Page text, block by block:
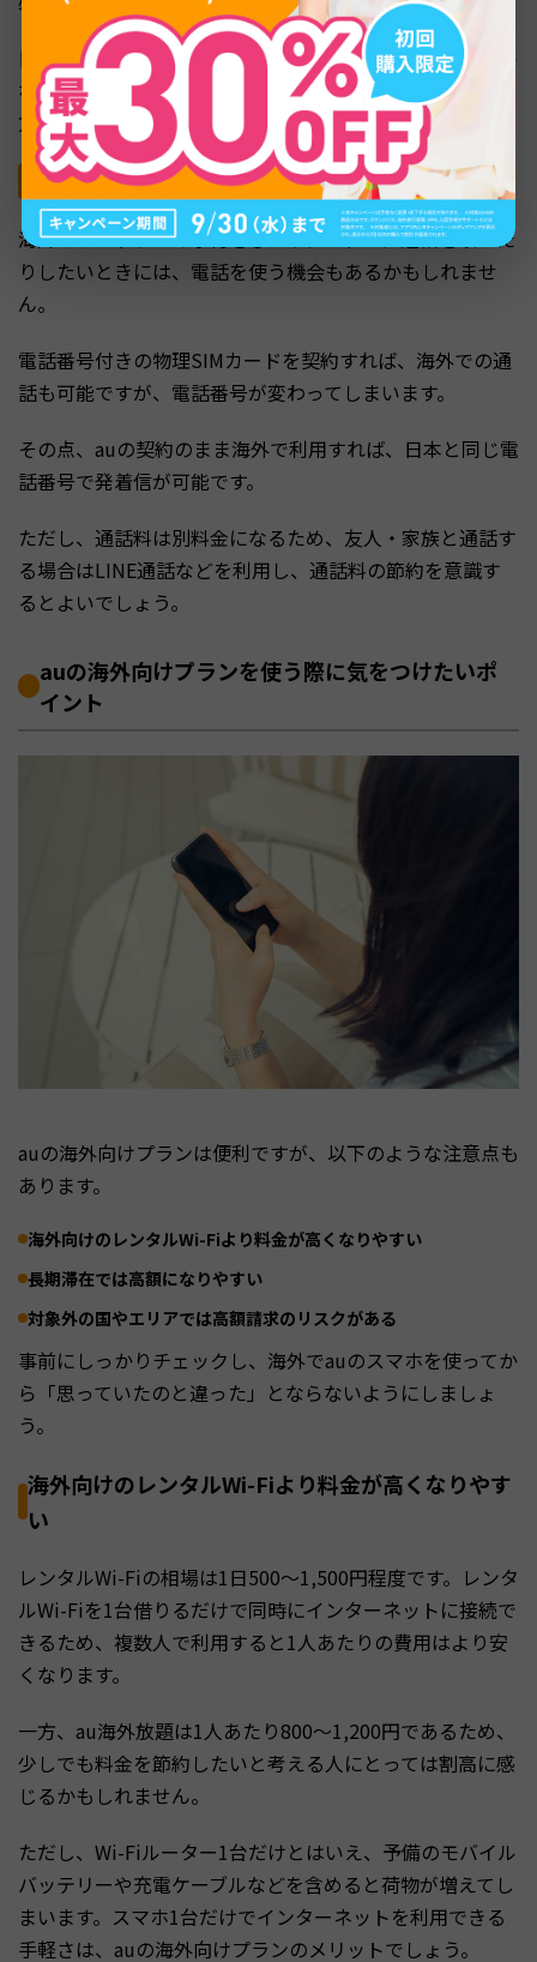
日本にいるときと変わらない状況で利用できるため、細か
な設定が苦手な方や、現地での心配を少しでも減らしたい
方にとって安心です。
日本と同じ電話番号で発着信できる
海外でレストランの予約をしたり、ホテルに連絡を取った
りしたいときには、電話を使う機会もあるかもしれませ
ん。
電話番号付きの物理SIMカードを契約すれば、海外での通
話も可能ですが、電話番号が変わってしまいます。
その点、auの契約のまま海外で利用すれば、日本と同じ電
話番号で発着信が可能です。
ただし、通話料は別料金になるため、友人・家族と通話す
る場合はLINE通話などを利用し、通話料の節約を意識す
るとよいでしょう。
auの海外向けプランを使う際に気をつけたいポ
イント
auの海外向けプランは便利ですが、以下のような注意点も
あります。
海外向けのレンタルWi-Fiより料金が高くなりやすい
長期滞在では高額になりやすい
対象外の国やエリアでは高額請求のリスクがある
事前にしっかりチェックし、海外でauのスマホを使ってか
ら「思っていたのと違った」とならないようにしましょ
う。
海外向けのレンタルWi-Fiより料金が高くなりやす
い
レンタルWi-Fiの相場は1日500〜1,500円程度です。レンタ
ルWi-Fiを1台借りるだけで同時にインターネットに接続で
きるため、複数人で利用すると1人あたりの費用はより安
くなります。
一方、au海外放題は1人あたり800〜1,200円であるため、
少しでも料金を節約したいと考える人にとっては割高に感
じるかもしれません。
ただし、Wi-Fiルーター1台だけとはいえ、予備のモバイル
バッテリーや充電ケーブルなどを含めると荷物が増えてし
まいます。スマホ1台だけでインターネットを利用できる
手軽さは、auの海外向けプランのメリットでしょう。